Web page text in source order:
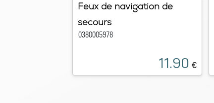
Feux de navigation de
secours
0380005978
11.90 €